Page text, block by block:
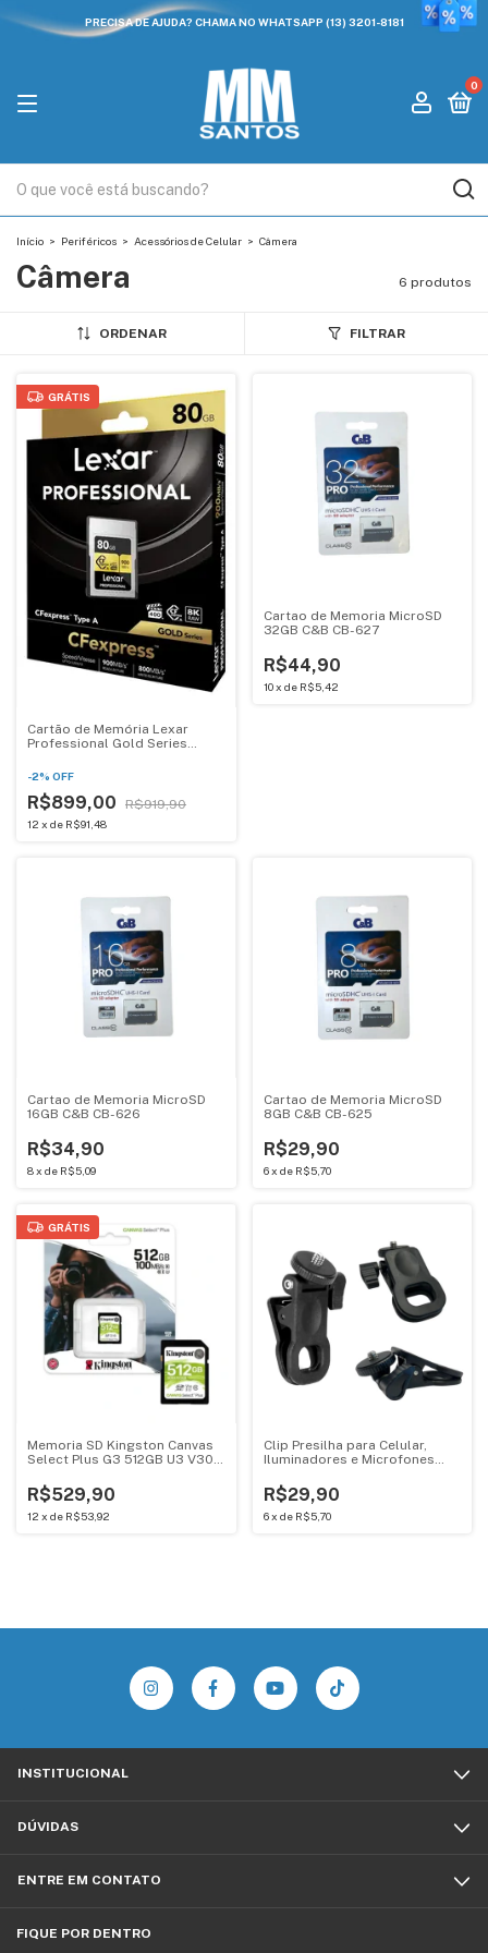
PRECISA DE AJUDA? CHAMA NO WHATSAPP (13) 3201-8181
0
Início > Periféricos > Acessórios de Celular > Câmera
Câmera 6 produtos
ORDENAR FILTRAR
GRÁTIS
Cartão de Memória Lexar
Professional Gold Series
-2% OFF
R$899,00 R$919,90
12 x de R$91,48
Cartao de Memoria MicroSD
32GB C&B CB-627
R$44,90
10 x de R$5,42
Cartao de Memoria MicroSD
16GB C&B CB-626
R$34,90
8x de R$5,09
Cartao de Memoria MicroSD
8GB C&B CB-625
R$29,90
6 x de R$5,70
GRÁTIS
Memoria SD Kingston Canvas
Select Plus G3 512GB U3 V30
R$529,90
12 x de R$53,92
Clip Presilha para Celular,
Iluminadores e Microfones
R$29,90
6 x de R$5,70
INSTITUCIONAL
DÚVIDAS
ENTRE EM CONTATO
FIQUE POR DENTRO